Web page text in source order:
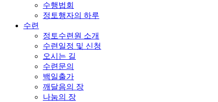
수행법회
정토행자의 하루
수련
정토수련원 소개
수련일정 및 신청
오시는 길
수련문의
백일출가
깨달음의 장
나눔의 장